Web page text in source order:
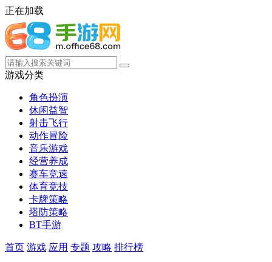
正在加载
游戏分类
角色扮演
休闲益智
射击飞行
动作冒险
音乐游戏
经营养成
赛车竞速
体育竞技
卡牌策略
塔防策略
BT手游
首页 游戏 应用 专题 攻略 排行榜